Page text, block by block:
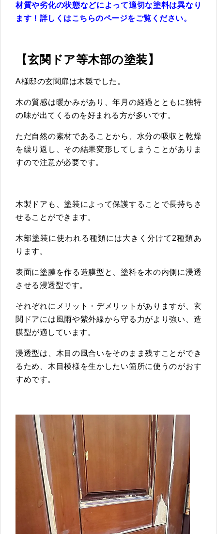
材質や劣化の状態などによって適切な塗料は異なり
ます！詳しくはこちらのページをご覧ください。
【玄関ドア等木部の塗装】
A様邸の玄関扉は木製でした。
木の質感は暖かみがあり、年月の経過とともに独特
の味が出てくるのを好まれる方が多いです。
ただ自然の素材であることから、水分の吸収と乾燥
を繰り返し、その結果変形してしまうことがありま
すので注意が必要です。
木製ドアも、塗装によって保護することで長持ちさ
せることができます。
木部塗装に使われる種類には大きく分けて2種類あ
ります。
表面に塗膜を作る造膜型と、塗料を木の内側に浸透
させる浸透型です。
それぞれにメリット・デメリットがありますが、玄
関ドアには風雨や紫外線から守る力がより強い、造
膜型が適しています。
浸透型は、木目の風合いをそのまま残すことができ
るため、木目模様を生かしたい箇所に使うのがおす
すめです。